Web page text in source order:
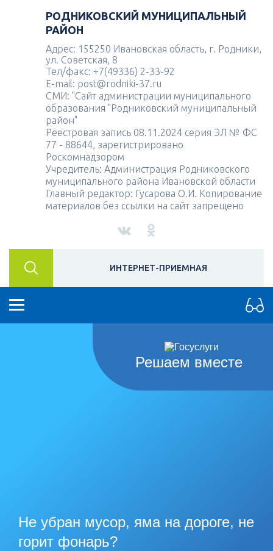
РОДНИКОВСКИЙ МУНИЦИПАЛЬНЫЙ
РАЙОН
Адрес: 155250 Ивановская область, г. Родники,
ул. Советская, 8
Тел/факс: +7(49336) 2-33-92
E-mail: post@rodniki-37.ru
СМИ: "Сайт администрации муниципального
образования "Родниковский муниципальный
район"
Реестровая запись 08.11.2024 серия ЭЛ № ФС
77 - 88644, зарегистрировано
Роскомнадзором
Учредитель: Администрация Родниковского
муниципального района Ивановской области
Главный редактор: Гусарова О.И. Копирование
материалов без ссылки на сайт запрещено
ИНТЕРНЕТ-ПРИЕМНАЯ
Решаем вместе
Не убран мусор, яма на дороге, не
горит фонарь?